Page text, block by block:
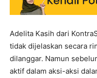
Adelita Kasih dari
tidak dijelaskan secara
dilanggar. Namun
aktif dalam aksi-aksi